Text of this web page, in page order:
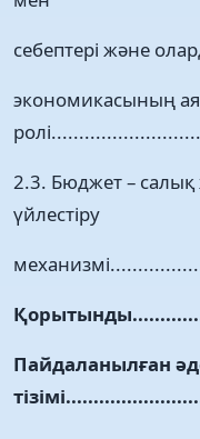
себептері және
экономикасының
2.3. Бюджет –
үйлестіру
Пайдаланылған